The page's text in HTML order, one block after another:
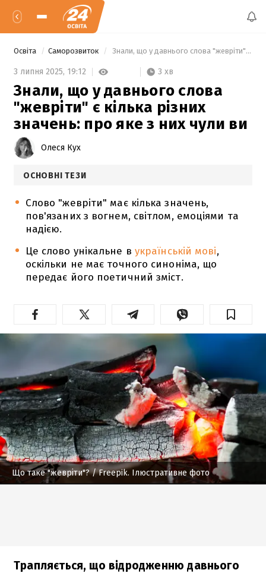
Освіта Саморозвиток Знали, що у давнього слова "жевріти" є кілька різних значень: про яке з них чули ви
3 липня 2025, 19:12 3 хв
Знали, що у давнього слова
"жевріти" є кілька різних
значень: про яке з них чули ви
Олеся Кух
ОСНОВНІ ТЕЗИ
Слово "жевріти" має кілька значень,
пов'язаних з вогнем, світлом, емоціями та
надією.
Це слово унікальне в українській мові,
оскільки не має точного синоніма, що
передає його поетичний зміст.
Що таке "жевріти"?/ Freepik. Ілюстративне фото
Трапляється, що відродженню давнього